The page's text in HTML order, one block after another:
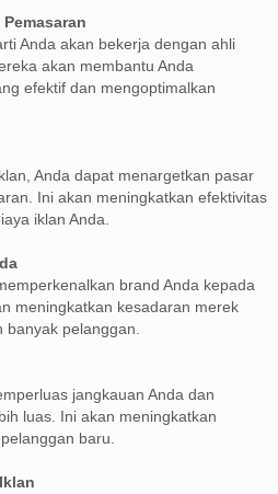
Anda akan bekerja dengan ahli
akan membantu Anda
efektif dan mengoptimalkan
Anda dapat menargetkan pasar
Ini akan meningkatkan efektivitas
iklan Anda.
brand Anda kepada
meningkatkan kesadaran merek
pelanggan.
jangkauan Anda dan
luas. Ini akan meningkatkan
baru.